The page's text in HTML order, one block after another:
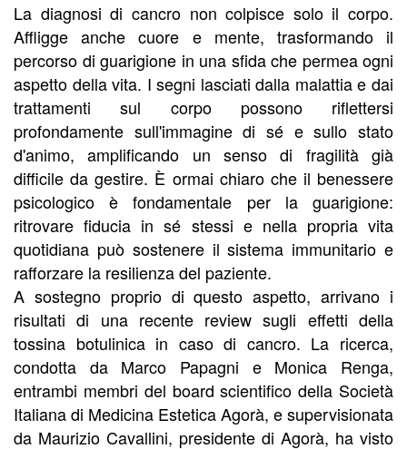
La diagnosi di cancro non colpisce solo il corpo.
Affligge anche cuore e mente, trasformando il
percorso di guarigione in una sfida che permea ogni
aspetto della vita. I segni lasciati dalla malattia e dai
trattamenti sul corpo possono riflettersi
profondamente sull'immagine di sé e sullo stato
d'animo, amplificando un senso di fragilità già
difficile da gestire. È ormai chiaro che il benessere
psicologico è fondamentale per la guarigione:
ritrovare fiducia in sé stessi e nella propria vita
quotidiana può sostenere il sistema immunitario e
rafforzare la resilienza del paziente.
A sostegno proprio di questo aspetto, arrivano i
risultati di una recente review sugli effetti della
tossina botulinica in caso di cancro. La ricerca,
condotta da Marco Papagni e Monica Renga,
entrambi membri del board scientifico della Società
Italiana di Medicina Estetica Agorà, e supervisionata
da Maurizio Cavallini, presidente di Agorà, ha visto